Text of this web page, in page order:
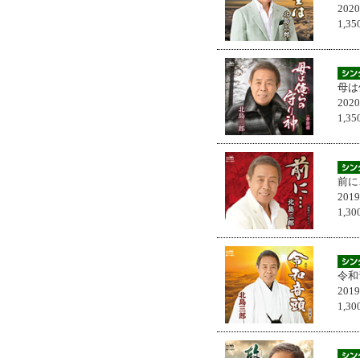
母
前
令